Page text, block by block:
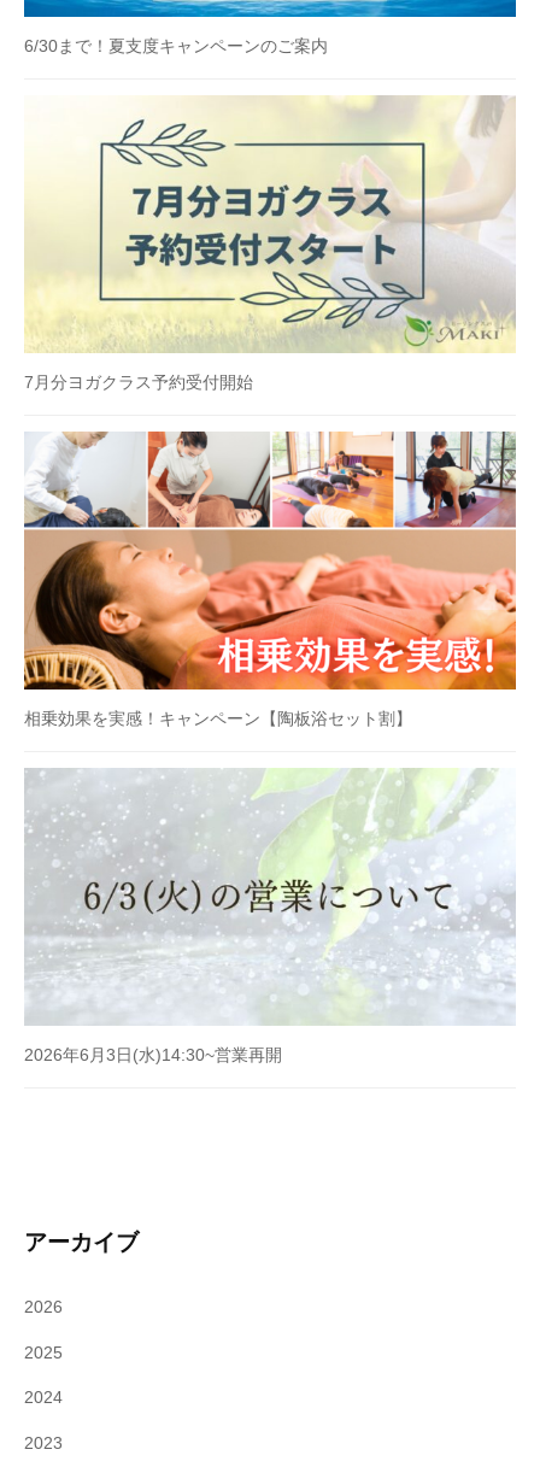
6/30まで！夏支度キャンペーンのご案内
7月分ヨガクラス予約受付開始
相乗効果を実感！キャンペーン【陶板浴セット割】
2026年6月3日(水)14:30~営業再開
アーカイブ
2026
2025
2024
2023